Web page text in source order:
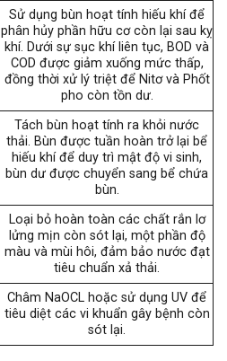
Sử dụng bùn hoạt tính hiếu khí để
phân hủy phần hữu cơ còn lại sau kỵ
khí. Dưới sự sục khí liên tục, BOD và
COD được giảm xuống mức thấp,
đồng thời xử lý triệt để Nitơ và Phốt
pho còn tồn dư.
Tách bùn hoạt tính ra khỏi nước
thải. Bùn được tuần hoàn trở lại bể
hiếu khí để duy trì mật độ vi sinh,
bùn dư được chuyển sang bể chứa
bùn.
Loại bỏ hoàn toàn các chất rắn lơ
lửng mịn còn sót lại, một phần độ
màu và mùi hôi, đảm bảo nước đạt
tiêu chuẩn xả thải.
Châm NaOCL hoặc sử dụng UV để
tiêu diệt các vi khuẩn gây bệnh còn
sót lại.